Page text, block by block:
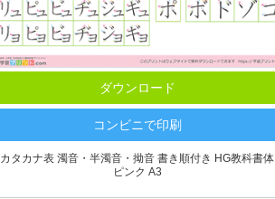
ダウンロード
コンビニで印刷
カタカナ表 濁音・半濁音・拗音 書き順付き HG教科書体
ピンク A3